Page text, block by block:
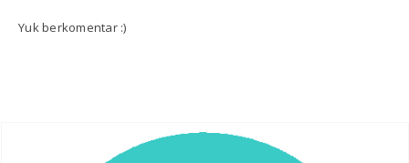
Yuk berkomentar :)